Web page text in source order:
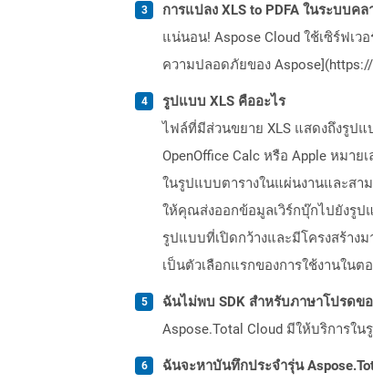
การแปลง XLS to PDFA ในระบบค
แน่นอน! Aspose Cloud ใช้เซิร์ฟเ
ความปลอดภัยของ
รูปแบบ XLS คืออะไร
ไฟล์ที่มีส่วนขยาย XLS แสดงถึงรูป
OpenOffice Calc หรือ Apple หมา
ในรูปแบบตารางในแผ่นงานและส
ให้คุณส่งออกข้อมูลเวิร์กบุ๊กไปยังรูป
รูปแบบที่เปิดกว้างและมีโครงสร้าง
เป็นตัวเลือกแรกของการใช้งานในต
ฉันไม่พบ SDK สำหรับภาษาโปรดข
Aspose.Total Cloud มีให้บริการใ
ฉันจะหาบันทึกประจำรุ่น